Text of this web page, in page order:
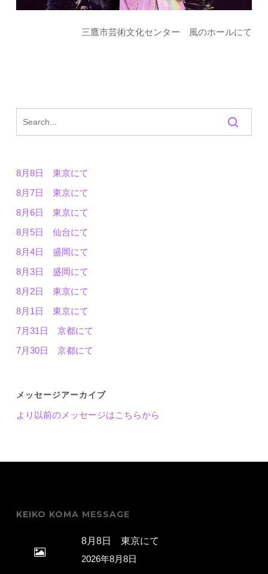
三鷹市芸術文化センター 風のホールにて
8月8日 東京にて
8月7日 東京にて
8月6日 東京にて
8月5日 仙台にて
8月4日 盛岡にて
8月3日 盛岡にて
8月2日 東京にて
8月1日 東京にて
7月31日 京都にて
7月30日 京都にて
メッセージアーカイブ
より以前のメッセージはこちらから
KEIKO KOMA MESSAGE
8月8日 東京にて
2026年8月8日